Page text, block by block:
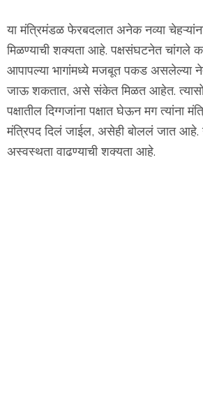
या मंत्रिमंडळ फेरबदलात अनेक नव्या
मिळण्याची शक्यता आहे. पक्षसंघटनेत चांगले
आपापल्या भागांमध्ये मजबूत पकड असलेल्या
जाऊ शकतात, असे संकेत मिळत आहेत.
पक्षातील दिग्गजांना पक्षात घेऊन मग त्यांना
मंत्रिपद दिलं जाईल, असेही बोललं जात आहे.
अस्वस्थता वाढण्याची शक्यता आहे.